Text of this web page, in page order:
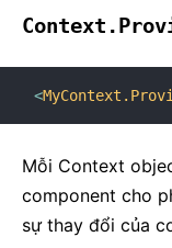
<
Mỗi Context
component cho
sự thay đổi của